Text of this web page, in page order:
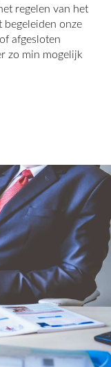
regelen van het
begeleiden onze
afgesloten
zo min mogelijk